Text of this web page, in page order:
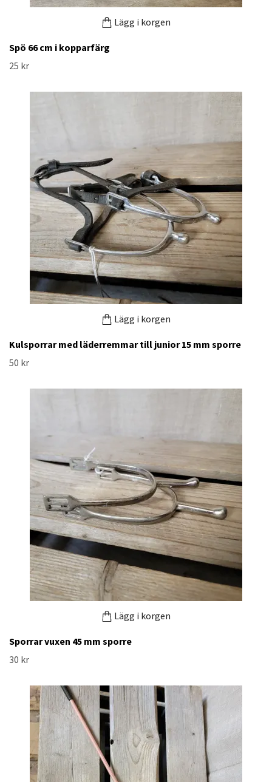
Lägg i korgen
Spö 66 cm i kopparfärg
25 kr
Lägg i korgen
Kulsporrar med läderremmar till junior 15 mm sporre
50 kr
Lägg i korgen
Sporrar vuxen 45 mm sporre
30 kr